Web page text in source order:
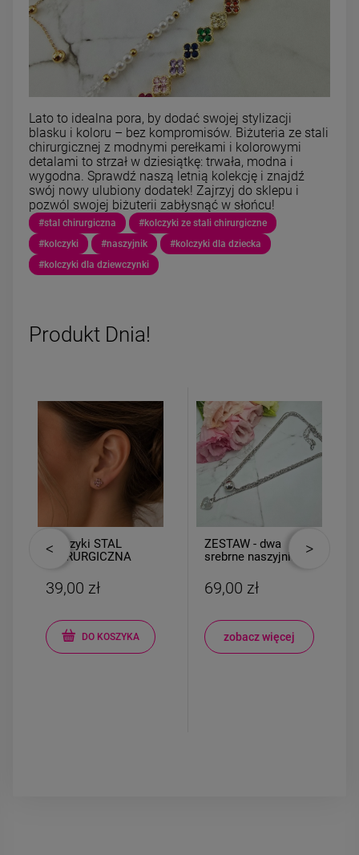
Lato to idealna pora, by dodać swojej stylizacji
blasku i koloru – bez kompromisów. Biżuteria ze stali
chirurgicznej z modnymi perełkami i kolorowymi
detalami to strzał w dziesiątkę: trwała, modna i
wygodna. Sprawdź naszą letnią kolekcję i znajdź
swój nowy ulubiony dodatek! Zajrzyj do sklepu i
pozwól swojej biżuterii zabłysnąć w słońcu!
#stal chirurgiczna
#kolczyki ze stali chirurgiczne
#kolczyki
#naszyjnik
#kolczyki dla dziecka
#kolczyki dla dziewczynki
Produkt Dnia!
Kolczyki STAL
CHIRURGICZNA
różowe
39,00 zł
DO KOSZYKA
ZESTAW - dwa
srebrne naszyjniki
69,00 zł
zobacz więcej